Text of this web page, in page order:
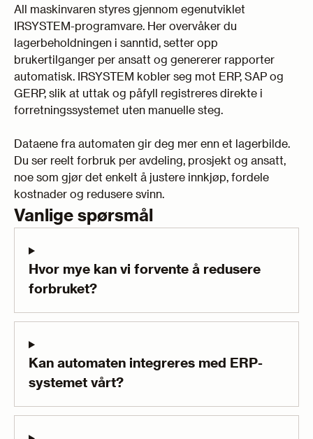
All maskinvaren styres gjennom egenutviklet
IRSYSTEM-programvare. Her overvåker du
lagerbeholdningen i sanntid, setter opp
brukertilganger per ansatt og genererer rapporter
automatisk. IRSYSTEM kobler seg mot ERP, SAP og
GERP, slik at uttak og påfyll registreres direkte i
forretningssystemet uten manuelle steg.
Dataene fra automaten gir deg mer enn et lagerbilde.
Du ser reelt forbruk per avdeling, prosjekt og ansatt,
noe som gjør det enkelt å justere innkjøp, fordele
kostnader og redusere svinn.
Vanlige spørsmål
Hvor mye kan vi forvente å redusere
forbruket?
Kan automaten integreres med ERP-
systemet vårt?